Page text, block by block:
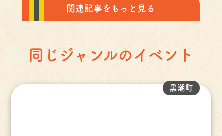
関連記事をもっと見る
同じジャンルのイベント
黒潮町